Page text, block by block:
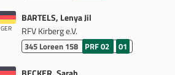
GER
BARTELS, Lenya Jil
RFV Kirberg e.V.
345 Loreen 158 PRF 02 01